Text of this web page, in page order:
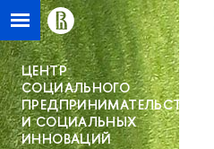
ЦЕНТР
СОЦИАЛЬНОГО
ПРЕДПРИНИМАТЕЛЬСТВА
И СОЦИАЛЬНЫХ
ИННОВАЦИЙ